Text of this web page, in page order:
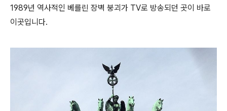
1989년 역사적인 베를린 장벽 붕괴가 TV로 방송되던 곳이 바로
이곳입니다.